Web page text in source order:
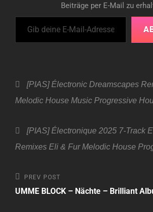
Beiträge per E-Mail zu
Gib deine E-Mail-Adresse ein ...
Categories
[PIAS] Électronic Dreamscapes
Melodic House Music Progressive
Tags,[PIAS] Électronique 2025 7-Track
Remixes Eli & Fur Melodic House
Beitragsnavigation
Previous
Post
PREV POST
UMME BLOCK – Nächte – Brilliant